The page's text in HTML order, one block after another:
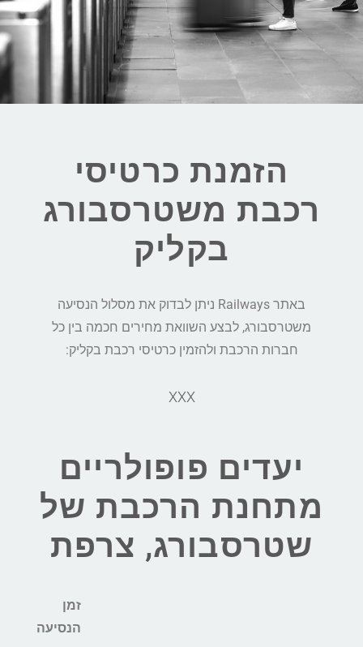
הזמנת כרטיסי
רכבת משטרסבורג
בקליק
באתר Railways ניתן לבדוק את מסלול הנסיעה
משטרסבורג, לבצע השוואת מחירים חכמה בין כל
חברות הרכבת ולהזמין כרטיסי רכבת בקליק:
XXX
יעדים פופולריים
מתחנת הרכבת של
שטרסבורג, צרפת
זמן
הנסיעה